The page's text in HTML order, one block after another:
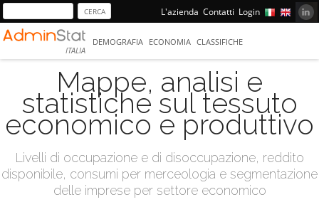
L'azienda Contatti Login
ITALIA
DEMOGRAFIA ECONOMIA CLASSIFICHE
Mappe, analisi e
statistiche sul tessuto
economico e produttivo
Livelli di occupazione e di disoccupazione, reddito
disponibile, consumi per merceologia e segmentazione
delle imprese per settore economico